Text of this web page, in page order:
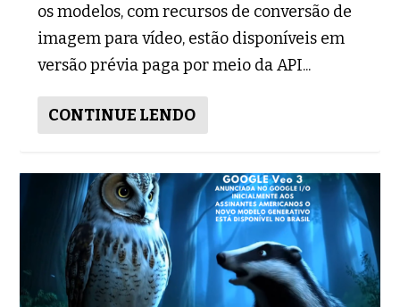
os modelos, com recursos de conversão de
imagem para vídeo, estão disponíveis em
versão prévia paga por meio da API...
CONTINUE LENDO